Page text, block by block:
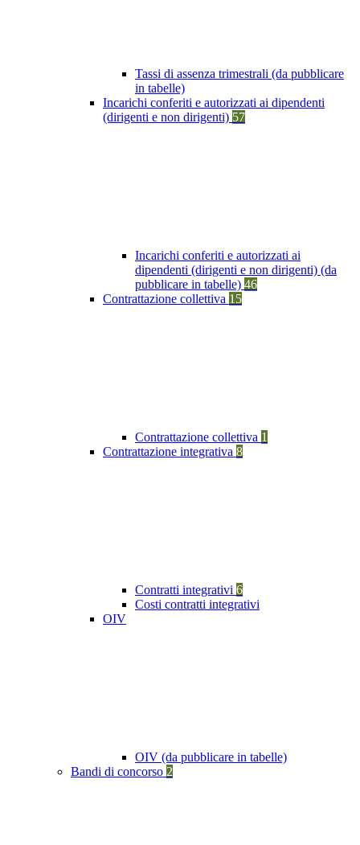
Tassi di assenza trimestrali (da pubblicare
in tabelle)
Incarichi conferiti e autorizzati ai dipendenti
(dirigenti e non dirigenti) 57
Incarichi conferiti e autorizzati ai
dipendenti (dirigenti e non dirigenti) (da
pubblicare in tabelle) 46
Contrattazione collettiva 15
Contrattazione collettiva 1
Contrattazione integrativa 8
Contratti integrativi 6
Costi contratti integrativi
OIV
OIV (da pubblicare in tabelle)
Bandi di concorso 2